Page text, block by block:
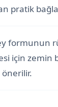
pratik
formunun
için zemin